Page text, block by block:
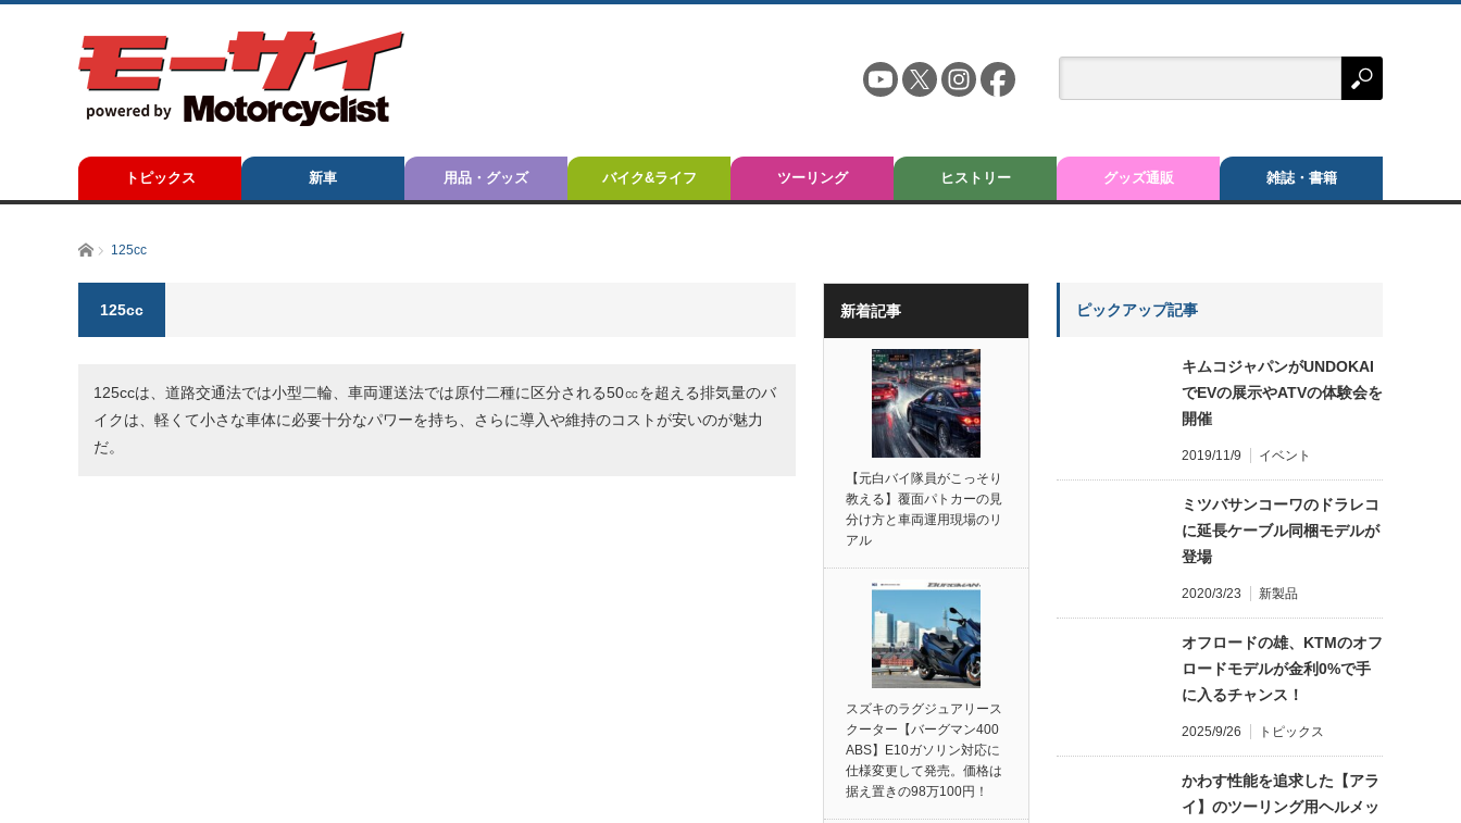
トピックス 新車 用品・グッズ バイク&ライフ ツーリング ヒストリー グッズ通販 雑誌・書籍
ホーム125cc
125cc
125ccは、道路交通法では小型二輪、車両運送法では原付二種に区分される50㏄を超える排気量のバ
イクは、軽くて小さな車体に必要十分なパワーを持ち、さらに導入や維持のコストが安いのが魅力
だ。
新着記事
【元白バイ隊員がこっそり
教える】覆面パトカーの見
分け方と車両運用現場のリ
アル
スズキのラグジュアリース
クーター【バーグマン400
ABS】E10ガソリン対応に
仕様変更して発売。価格は
据え置きの98万100円！
ピックアップ記事
キムコジャパンがUNDOKAI
でEVの展示やATVの体験会を
開催
2019/11/9 イベント
ミツバサンコーワのドラレコ
に延長ケーブル同梱モデルが
登場
2020/3/23 新製品
オフロードの雄、KTMのオフ
ロードモデルが金利0%で手
に入るチャンス！
2025/9/26 トピックス
かわす性能を追求した【アラ
イ】のツーリング用ヘルメッ